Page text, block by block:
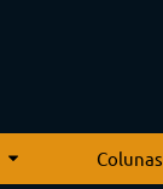
Colunas